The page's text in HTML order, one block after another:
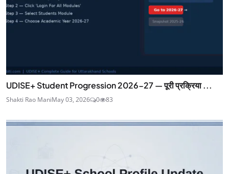
UDISE+ Student Progression 2026-27 — पूरी प्रक्रिया ...
Shakti Rao ManiMay 03, 2026 0 83